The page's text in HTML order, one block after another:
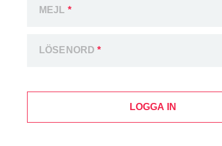
MEJL *
LÖSENORD*
LOGGA IN